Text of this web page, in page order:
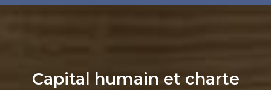
Capital humain et charte